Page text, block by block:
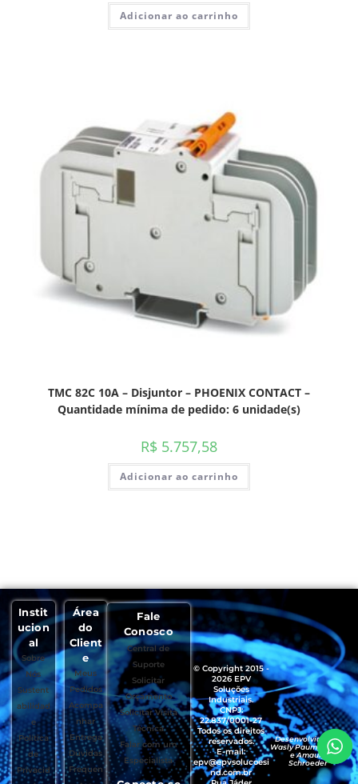
Adicionar ao carrinho
TMC 82C 10A – Disjuntor – PHOENIX CONTACT –
Quantidade mínima de pedido: 6 unidade(s)
R$ 5.757,58
Adicionar ao carrinho
Instit
ucion
al
Sobre
Nós
Sustent
abilidad
e
Política
de
Privacid
Área
do
Client
e
Meus
Pedidos
Acompa
nhar
Entrega
Dúvidas
Frequen
Fale
Conosco
Central de
Suporte
Solicitar
Orçamento
Solicitar Visita
Técnica
Falar com um
Especialista
© Copyright 2015 -
2026 EPV
Soluções
Industriais.
CNPJ:
22.837/0001-27
Todos os direitos
reservados.
E-mail:
epv@epvsolucoesi
nd.com.br
Desenvolvido por
Wasly Paumgartten
e Amaury
Schroeder